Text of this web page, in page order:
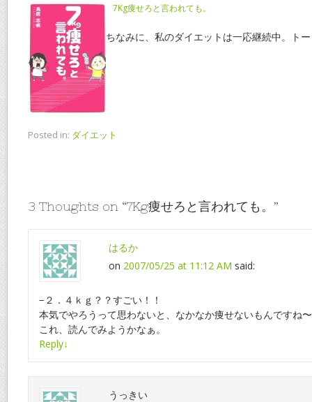
7Kg痩せろと言われても。
ちなみに、私のダイエットは一応継続中。ト
Posted in: ダイエット
3 Thoughts on “7Kg痩せろと言われても。 ”
はるか
on 2007/05/25 at 11:12 AM said:
−２．４ｋｇ？？すごい！！
本気でやろうって思わないと、なかなか痩せないもんですね
これ、読んでみようかなぁ。
Reply↓
うっきい